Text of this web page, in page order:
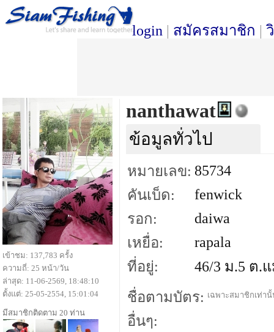
login | สมัครสมาชิก |
nanthawat
ข้อมูลทั่วไป
หมายเลข: 85734
คันเบ็ด:
fenwick
รอก:
daiwa
เหยื่อ:
rapala
ที่อยู่:
46/3 ม.5 ต.
ชื่อตามบัตร: เฉพาะสมาชิกเท่า
อื่นๆ:
เข้าชม: 137,783 ครั้ง
ความถี่: 25 หน้า/วัน
ล่าสุด: 11-06-2569, 18:48:10
ตั้งแต่: 25-05-2554, 15:01:04
มีสมาชิกติดตาม 20 ท่าน